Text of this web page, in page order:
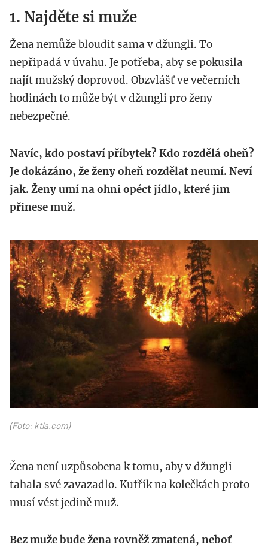
1. Najděte si muže
Žena nemůže bloudit sama v džungli. To
nepřipadá v úvahu. Je potřeba, aby se pokusila
najít mužský doprovod. Obzvlášť ve večerních
hodinách to může být v džungli pro ženy
nebezpečné.
Navíc, kdo postaví příbytek? Kdo rozdělá oheň?
Je dokázáno, že ženy oheň rozdělat neumí. Neví
jak. Ženy umí na ohni opéct jídlo, které jim
přinese muž.
httpwww.stavebnimichacky.cz_.jpg
(Foto: ktla.com)
Žena není uzpůsobena k tomu, aby v džungli
tahala své zavazadlo. Kufřík na kolečkách proto
musí vést jedině muž.
Bez muže bude žena rovněž zmatená, neboť